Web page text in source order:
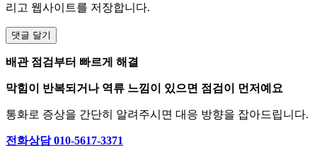
리고 웹사이트를 저장합니다.
배관 점검부터 빠르게 해결
막힘이 반복되거나 역류 느낌이 있으면 점검이 먼저예요
통화로 증상을 간단히 알려주시면 대응 방향을 잡아드립니다.
전화상담 010-5617-3371